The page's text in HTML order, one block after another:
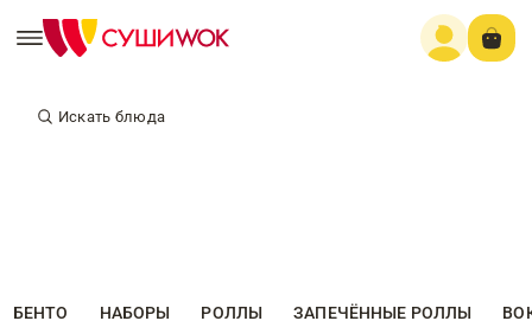
Искать блюда
БЕНТО НАБОРЫ РОЛЛЫ ЗАПЕЧЁННЫЕ РОЛЛЫ